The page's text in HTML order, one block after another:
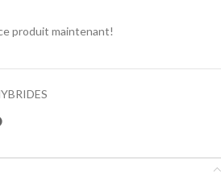
produit maintenant!